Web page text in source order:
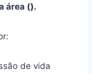
área ().
de vida